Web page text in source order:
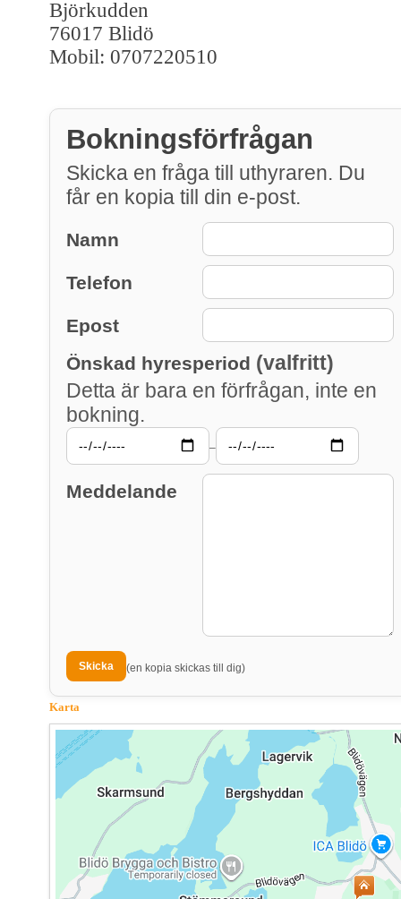
Björkudden
76017 Blidö
Mobil: 0707220510
Bokningsförfrågan
Skicka en fråga till uthyraren. Du
får en kopia till din e-post.
Namn
Telefon
Epost
Önskad hyresperiod (valfritt)
Detta är bara en förfrågan, inte en
bokning.
–
Meddelande
(en kopia skickas till dig)
Karta